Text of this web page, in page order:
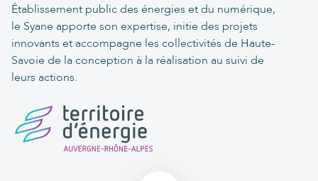
Établissement public des énergies et du numérique,
le Syane apporte son expertise, initie des projets
innovants et accompagne les collectivités de Haute-
Savoie de la conception à la réalisation au suivi de
leurs actions.